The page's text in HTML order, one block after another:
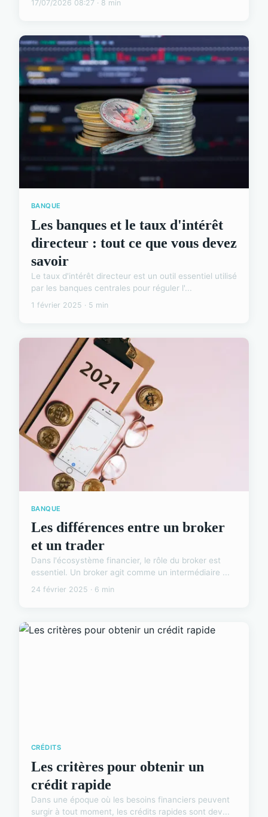
17/07/2026 08:27 · 8 min
BANQUE
Les banques et le taux d'intérêt
directeur : tout ce que vous devez
savoir
Le taux d'intérêt directeur est un outil essentiel utilisé
par les banques centrales pour réguler l'...
1 février 2025 · 5 min
BANQUE
Les différences entre un broker
et un trader
Dans l'écosystème financier, le rôle du broker est
essentiel. Un broker agit comme un intermédiaire ...
24 février 2025 · 6 min
CRÉDITS
Les critères pour obtenir un
crédit rapide
Dans une époque où les besoins financiers peuvent
surgir à tout moment, les crédits rapides sont dev...